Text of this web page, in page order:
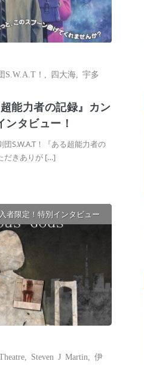
S.W.A.T！ 四大海 ,宇多
能力者の記録』カン
タビュー！
S.W.A.T！『ある超能力者の
だきありが […]
者限定！特別インタビュー
Steven J Martin ,伊